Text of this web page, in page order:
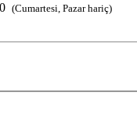
(Cumartesi, Pazar hariç)